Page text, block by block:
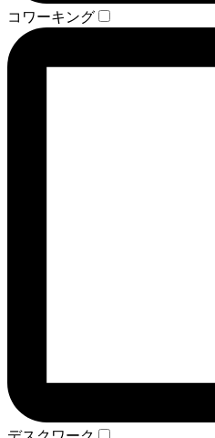
コワーキング